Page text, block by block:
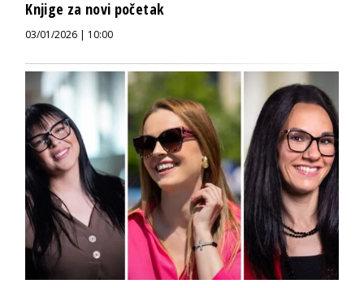
Knjige za novi početak
03/01/2026 | 10:00